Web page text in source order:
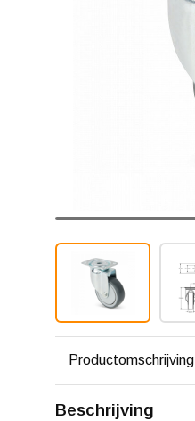
Productomschrijving
Beschrijving